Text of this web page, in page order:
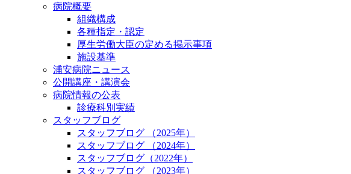
病院概要
組織構成
各種指定・認定
厚生労働大臣の定める掲示事項
施設基準
浦安病院ニュース
公開講座・講演会
病院情報の公表
診療科別実績
スタッフブログ
スタッフブログ （2025年）
スタッフブログ （2024年）
スタッフブログ（2022年）
スタッフブログ （2023年）